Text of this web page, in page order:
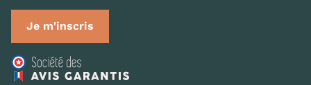
Je m'inscris